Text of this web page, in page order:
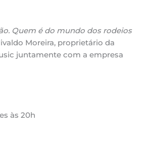
Quem é do mundo dos rodeios
Moreira, proprietário da
juntamente com a empresa
às 20h